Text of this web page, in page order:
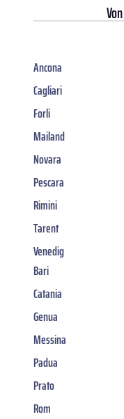
Von
Ancona
Cagliari
Forli
Mailand
Novara
Pescara
Rimini
Tarent
Venedig
Bari
Catania
Genua
Messina
Padua
Prato
Rom